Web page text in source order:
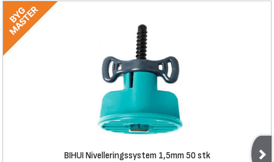
BIHUI Nivelleringssystem 1,5mm 50 stk